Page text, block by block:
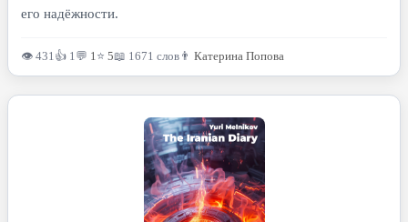
его надёжности.
👁 431👍 1💬 1⭐ 5📖 1671 слов 👨 Катерина Попова